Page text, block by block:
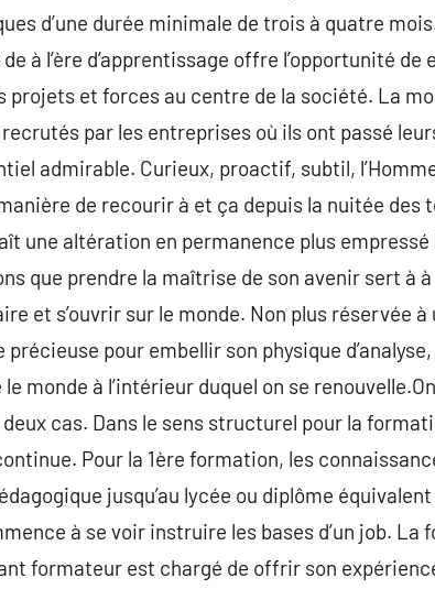
d’une durée minimale de trois à quatre
à l’ère d’apprentissage offre l’opportunité de
projets et forces au centre de la société. La
par les entreprises où ils ont passé
admirable. Curieux, proactif, subtil,
de recourir à et ça depuis la nuitée des
une altération en permanence plus empressé
que prendre la maîtrise de son avenir sert à à
et s’ouvrir sur le monde. Non plus réservée
pour embellir son physique
monde à l’intérieur duquel on se
cas. Dans le sens structurel pour la
Pour la 1ère formation, les
jusqu’au lycée ou diplôme
à se voir instruire les bases d’un job.
formateur est chargé de offrir son